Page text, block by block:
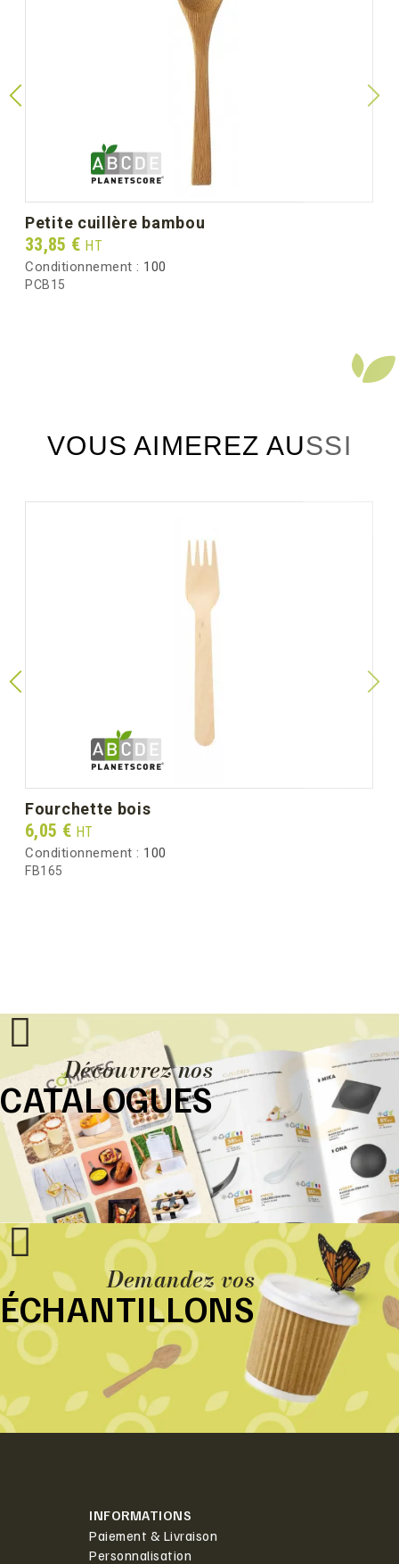
petite cuillère bambou
Prix
33,85 € HT
Conditionnement : 100
PCB15
VOUS AIMEREZ AUSSI
fourchette bois
Prix
6,05 € HT
Conditionnement : 100
FB165
Découvrez nos
CATALOGUES
Demandez vos
ÉCHANTILLONS
INFORMATIONS
Paiement & Livraison
Personnalisation